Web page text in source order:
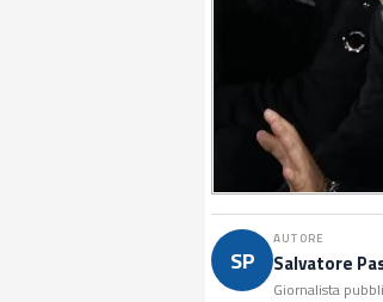
SP
AUTORE
Salvatore
Giornalista